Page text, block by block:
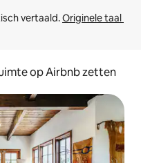
vertaald. Originele taal
op Airbnb zetten